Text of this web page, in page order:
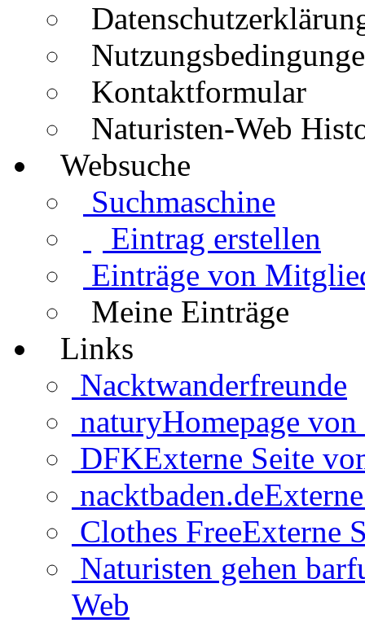
Kontaktformular
Naturisten-Web
Websuche
Suchmaschine
Eintrag erstellen
Einträge von
Meine Einträge
Links
Nacktwanderfreunde
naturyHomepage
DFKExterne Seite
nacktbaden.de
Clothes FreeExterne
Naturisten gehen
Web